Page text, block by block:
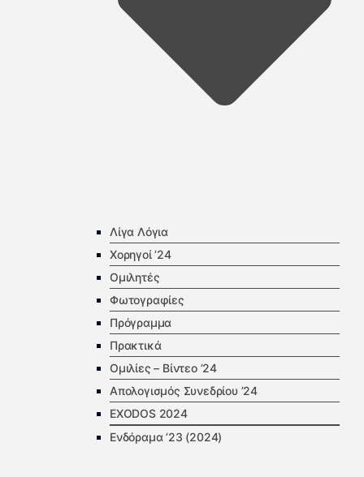
Λίγα Λόγια
Χορηγοί ’24
Ομιλητές
Φωτογραφίες
Πρόγραμμα
Πρακτικά
Ομιλίες – Βίντεο ’24
Απολογισμός Συνεδρίου ’24
EXODOS 2024
Ενδόραμα ’23 (2024)